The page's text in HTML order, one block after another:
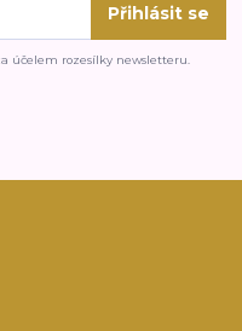
Přihlásit se
účelem rozesílky newsletteru.